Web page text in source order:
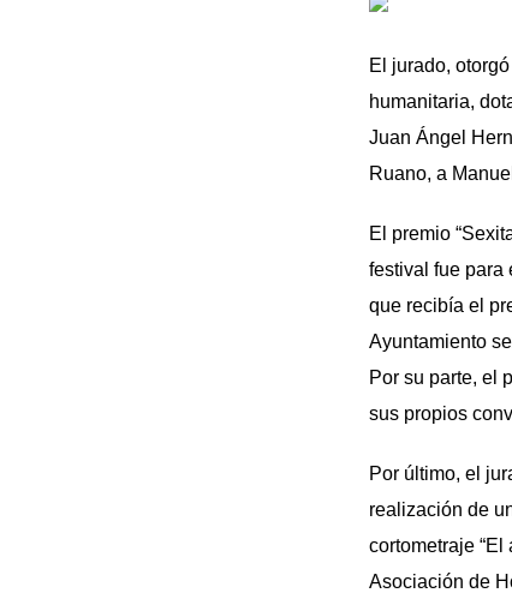
El jurado,
humanitaria,
Juan Ángel
Ruano, a
El premio
festival fue para
que recibía el
Ayuntamiento
Por su parte, el
sus propios
Por último, el
realización de
cortometraje
Asociación de